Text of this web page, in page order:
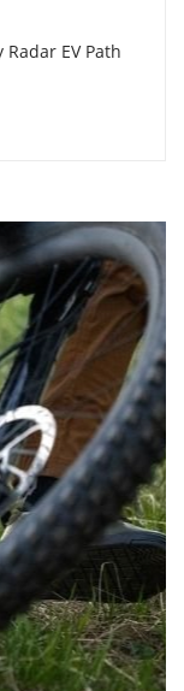
EV Path